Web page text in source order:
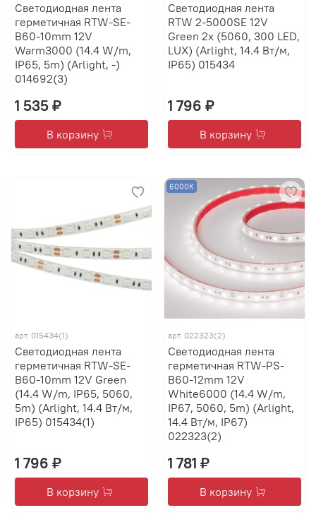
Светодиодная лента
герметичная RTW-SE-
B60-10mm 12V
Warm3000 (14.4 W/m,
IP65, 5m) (Arlight, -)
014692(3)
1 535 ₽
В корзину
Светодиодная лента
RTW 2-5000SE 12V
Green 2x (5060, 300 LED,
LUX) (Arlight, 14.4 Вт/м,
IP65) 015434
1 796 ₽
В корзину
арт. 015434(1)
Светодиодная лента
герметичная RTW-SE-
B60-10mm 12V Green
(14.4 W/m, IP65, 5060,
5m) (Arlight, 14.4 Вт/м,
IP65) 015434(1)
1 796 ₽
В корзину
6000К
арт. 022323(2)
Светодиодная лента
герметичная RTW-PS-
B60-12mm 12V
White6000 (14.4 W/m,
IP67, 5060, 5m) (Arlight,
14.4 Вт/м, IP67)
022323(2)
1 781 ₽
В корзину